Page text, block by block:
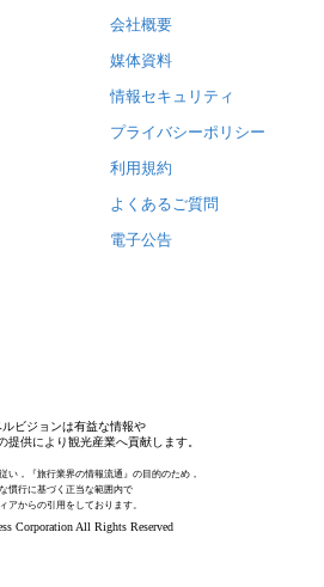
会社概要
媒体資料
情報セキュリティ
プライバシーポリシー
利用規約
よくあるご質問
電子公告
ルビジョンは有益な情報や
提供により観光産業へ貢献します。
い，『旅行業界の情報流通』の目的のため，
慣行に基づく正当な範囲内で
アからの引用をしております。
Corporation All Rights Reserved